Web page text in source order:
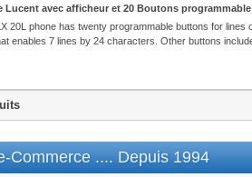
Lucent avec afficheur et 20 Boutons programmable
20L phone has twenty programmable buttons for
enables 7 lines by 24 characters. Other buttons
Commerce .... Depuis 1994